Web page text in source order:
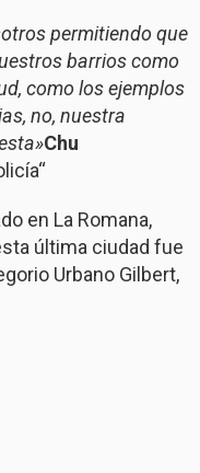
permitiendo que
barrios como
como los ejemplos
no, nuestra
Chu
en La Romana,
última ciudad fue
Urbano Gilbert,